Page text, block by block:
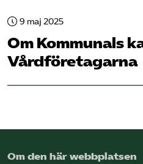
9 maj 2025
Om Kommunals
Vård­företagarna
Om den här webbplatsen